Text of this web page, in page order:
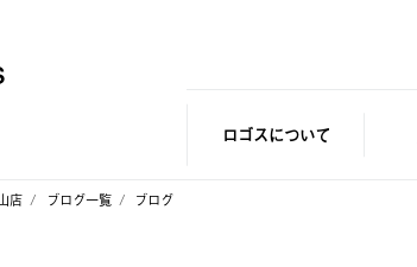
ロゴスについて
店 ブログ一覧 ブログ